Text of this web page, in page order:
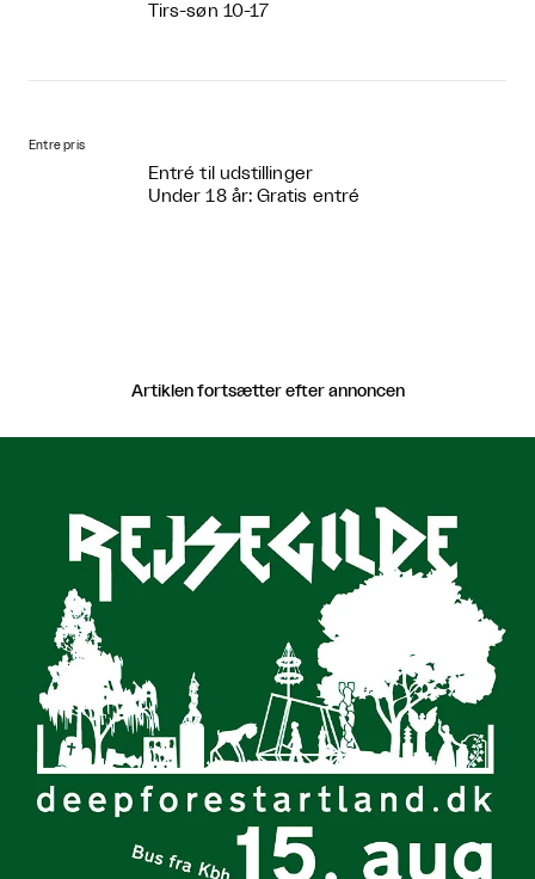
Tirs-søn 10-17
Entre pris
Entré til udstillinger
Under 18 år: Gratis entré
Artiklen fortsætter efter annoncen